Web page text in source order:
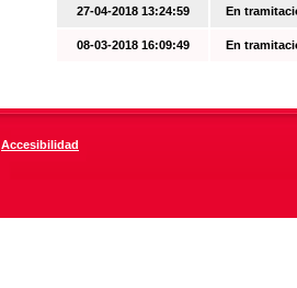
27-04-2018 13:24:59 En
08-03-2018 16:09:49 En
Accesibilidad